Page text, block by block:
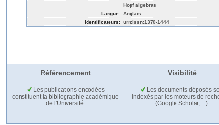
Hopf algebras
Langue: Anglais
Identificateurs: urn:issn:1370-1444
Référencement Visibilité
Les publications encodées
constituent la bibliographie académique
de l'Université.
Les documents déposés
indexés par les moteurs de
(Google Scholar,…).